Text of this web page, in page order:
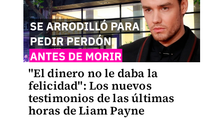
"El dinero no le daba la
felicidad": Los nuevos
testimonios de las últimas
horas de Liam Payne